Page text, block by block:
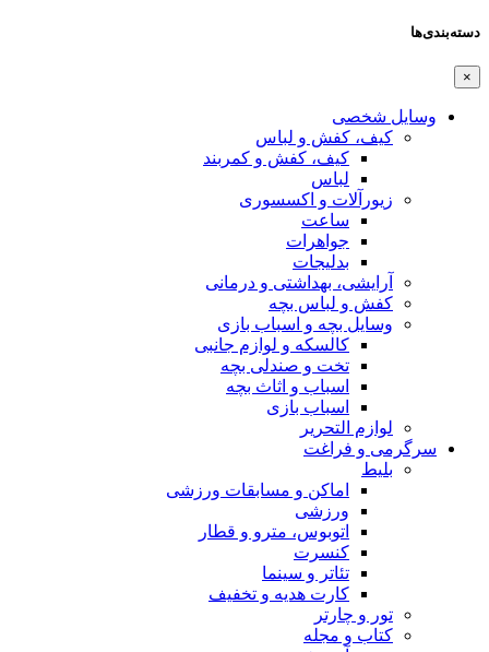
دسته‌بندی‌ها
×
وسایل شخصی
کیف، کفش و لباس
کیف، کفش و کمربند
لباس
زیورآلات و اکسسوری
ساعت
جواهرات
بدلیجات
آرایشی، بهداشتی و درمانی
کفش و لباس بچه
وسایل بچه و اسباب بازی
کالسکه و لوازم جانبی
تخت و صندلی بچه
اسباب و اثاث بچه
اسباب بازی
لوازم التحریر
سرگرمی و فراغت
بلیط
اماکن و مسابقات ورزشی
ورزشی
اتوبوس، مترو و قطار
کنسرت
تئاتر و سینما
کارت هدیه و تخفیف
تور و چارتر
کتاب و مجله